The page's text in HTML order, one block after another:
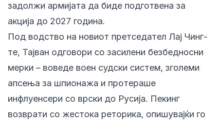
задолжи армијата да биде подготвена за
акција до 2027 година.
Под водство на новиот претседател Лај Чинг-
те, Тајван одговори со засилени безбедносни
мерки – воведе воен судски систем, зголеми
апсења за шпионажа и протераше
инфлуенсери со врски до Русија. Пекинг
возврати со жестока реторика, опишувајќи го